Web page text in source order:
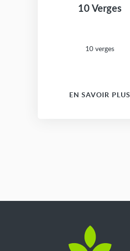
10 Verges
10 verges
EN SAVOIR PLUS